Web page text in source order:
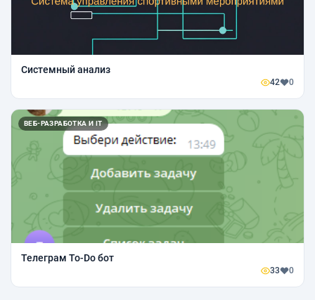
Системный анализ
42 0
ВЕБ-РАЗРАБОТКА И IT
Телеграм To-Do бот
33 0